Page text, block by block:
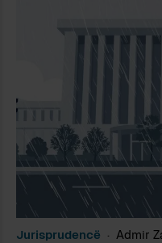
Jurisprudencë Admir